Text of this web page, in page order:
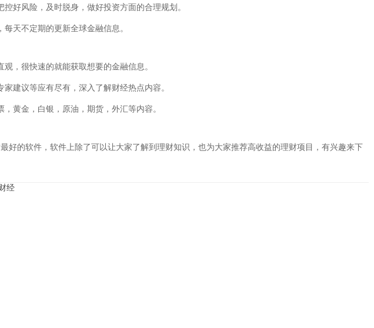
好风险，及时脱身，做好投资方面的合理规划。
天不定期的更新全球金融信息。
，很快速的就能获取想要的金融信息。
建议等应有尽有，深入了解财经热点内容。
黄金，白银，原油，期货，外汇等内容。
好的软件，软件上除了可以让大家了解到理财知识，也为大家推荐高收益的理财项目，有兴趣来下